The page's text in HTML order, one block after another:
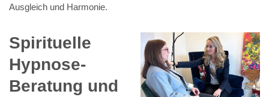
Ausgleich und Harmonie.
Spirituelle
Hypnose-
Beratung und